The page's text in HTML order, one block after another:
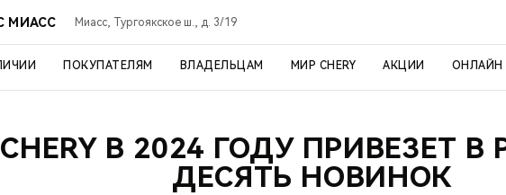
МИАСС Миасс, Тургоякское ш., д. 3/19
ПОКУПАТЕЛЯМ ВЛАДЕЛЬЦАМ МИР CHERY АКЦИИ ОНЛАЙН
CHERY В 2024 ГОДУ ПРИВЕЗЕТ
ДЕСЯТЬ НОВИНОК